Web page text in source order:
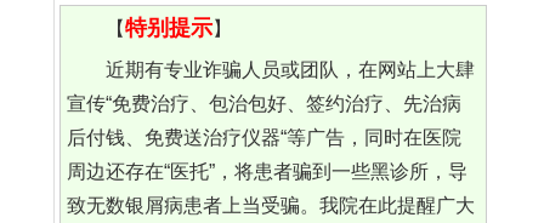
【特别提示】
近期有专业诈骗人员或团队，在网站上大肆
宣传“免费治疗、包治包好、签约治疗、先治病
后付钱、免费送治疗仪器“等广告，同时在医院
周边还存在“医托”，将患者骗到一些黑诊所，导
致无数银屑病患者上当受骗。我院在此提醒广大